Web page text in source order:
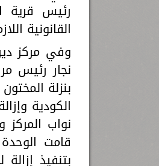
رئيس قرية
القانونية
بنزلة
نواب المركز
قامت